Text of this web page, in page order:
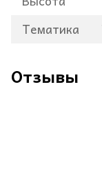
Тематика
Отзывы